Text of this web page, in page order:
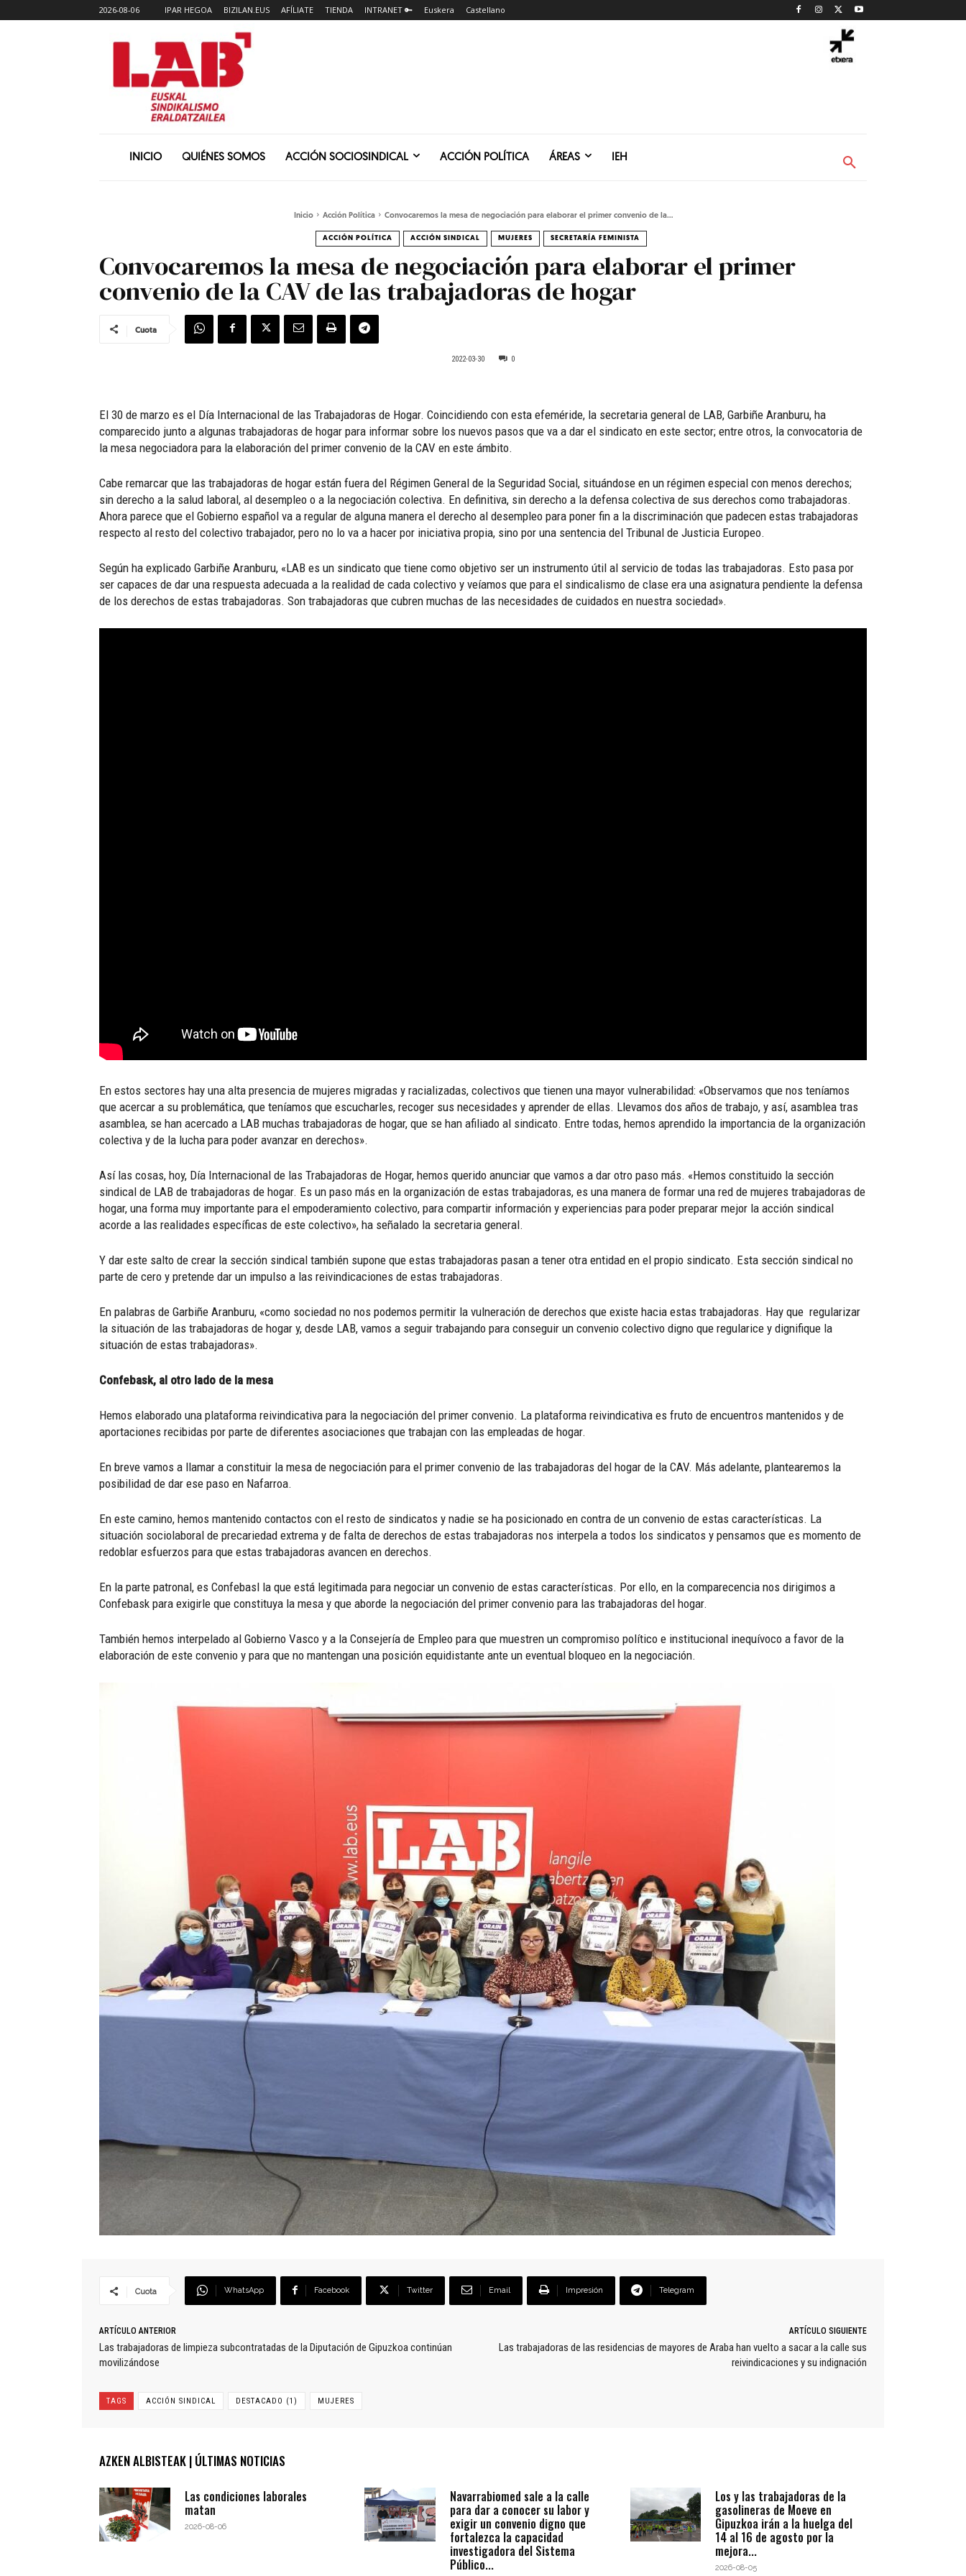
2026-08-06 IPAR HEGOA BIZILAN.EUS AFÍLIATE TIENDA INTRANET 🔑 Euskera Castellano
INICIO QUIÉNES SOMOS ACCIÓN SOCIOSINDICAL ACCIÓN POLÍTICA ÁREAS IEH
Inicio Acción Política Convocaremos la mesa de negociación para elaborar el primer convenio de la...
ACCIÓN POLÍTICA ACCIÓN SINDICAL MUJERES SECRETARÍA FEMINISTA
Convocaremos la mesa de negociación para elaborar el primer
convenio de la CAV de las trabajadoras de hogar
Cuota
2022-03-30 0
El 30 de marzo es el Día Internacional de las Trabajadoras de Hogar. Coincidiendo con esta efeméride, la secretaria general de LAB, Garbiñe Aranburu, ha
comparecido junto a algunas trabajadoras de hogar para informar sobre los nuevos pasos que va a dar el sindicato en este sector; entre otros, la convocatoria de
la mesa negociadora para la elaboración del primer convenio de la CAV en este ámbito.
Cabe remarcar que las trabajadoras de hogar están fuera del Régimen General de la Seguridad Social, situándose en un régimen especial con menos derechos;
sin derecho a la salud laboral, al desempleo o a la negociación colectiva. En definitiva, sin derecho a la defensa colectiva de sus derechos como trabajadoras.
Ahora parece que el Gobierno español va a regular de alguna manera el derecho al desempleo para poner fin a la discriminación que padecen estas trabajadoras
respecto al resto del colectivo trabajador, pero no lo va a hacer por iniciativa propia, sino por una sentencia del Tribunal de Justicia Europeo.
Según ha explicado Garbiñe Aranburu, «LAB es un sindicato que tiene como objetivo ser un instrumento útil al servicio de todas las trabajadoras. Esto pasa por
ser capaces de dar una respuesta adecuada a la realidad de cada colectivo y veíamos que para el sindicalismo de clase era una asignatura pendiente la defensa
de los derechos de estas trabajadoras. Son trabajadoras que cubren muchas de las necesidades de cuidados en nuestra sociedad».
En estos sectores hay una alta presencia de mujeres migradas y racializadas, colectivos que tienen una mayor vulnerabilidad: «Observamos que nos teníamos
que acercar a su problemática, que teníamos que escucharles, recoger sus necesidades y aprender de ellas. Llevamos dos años de trabajo, y así, asamblea tras
asamblea, se han acercado a LAB muchas trabajadoras de hogar, que se han afiliado al sindicato. Entre todas, hemos aprendido la importancia de la organización
colectiva y de la lucha para poder avanzar en derechos».
Así las cosas, hoy, Día Internacional de las Trabajadoras de Hogar, hemos querido anunciar que vamos a dar otro paso más. «Hemos constituido la sección
sindical de LAB de trabajadoras de hogar. Es un paso más en la organización de estas trabajadoras, es una manera de formar una red de mujeres trabajadoras de
hogar, una forma muy importante para el empoderamiento colectivo, para compartir información y experiencias para poder preparar mejor la acción sindical
acorde a las realidades específicas de este colectivo», ha señalado la secretaria general.
Y dar este salto de crear la sección sindical también supone que estas trabajadoras pasan a tener otra entidad en el propio sindicato. Esta sección sindical no
parte de cero y pretende dar un impulso a las reivindicaciones de estas trabajadoras.
En palabras de Garbiñe Aranburu, «como sociedad no nos podemos permitir la vulneración de derechos que existe hacia estas trabajadoras. Hay que regularizar
la situación de las trabajadoras de hogar y, desde LAB, vamos a seguir trabajando para conseguir un convenio colectivo digno que regularice y dignifique la
situación de estas trabajadoras».
Confebask, al otro lado de la mesa
Hemos elaborado una plataforma reivindicativa para la negociación del primer convenio. La plataforma reivindicativa es fruto de encuentros mantenidos y de
aportaciones recibidas por parte de diferentes asociaciones que trabajan con las empleadas de hogar.
En breve vamos a llamar a constituir la mesa de negociación para el primer convenio de las trabajadoras del hogar de la CAV. Más adelante, plantearemos la
posibilidad de dar ese paso en Nafarroa.
En este camino, hemos mantenido contactos con el resto de sindicatos y nadie se ha posicionado en contra de un convenio de estas características. La
situación sociolaboral de precariedad extrema y de falta de derechos de estas trabajadoras nos interpela a todos los sindicatos y pensamos que es momento de
redoblar esfuerzos para que estas trabajadoras avancen en derechos.
En la parte patronal, es Confebasl la que está legitimada para negociar un convenio de estas características. Por ello, en la comparecencia nos dirigimos a
Confebask para exigirle que constituya la mesa y que aborde la negociación del primer convenio para las trabajadoras del hogar.
También hemos interpelado al Gobierno Vasco y a la Consejería de Empleo para que muestren un compromiso político e institucional inequívoco a favor de la
elaboración de este convenio y para que no mantengan una posición equidistante ante un eventual bloqueo en la negociación.
Cuota WhatsApp Facebook Twitter Email Impresión Telegram
ARTÍCULO ANTERIOR
Las trabajadoras de limpieza subcontratadas de la Diputación de Gipuzkoa continúan
movilizándose
ARTÍCULO SIGUIENTE
Las trabajadoras de las residencias de mayores de Araba han vuelto a sacar a la calle sus
reivindicaciones y su indignación
TAGS ACCIÓN SINDICAL DESTACADO (1) MUJERES
AZKEN ALBISTEAK | ÚLTIMAS NOTICIAS
Las condiciones laborales
matan
2026-08-06
Navarrabiomed sale a la calle
para dar a conocer su labor y
exigir un convenio digno que
fortalezca la capacidad
investigadora del Sistema
Público...
Los y las trabajadoras de la
gasolineras de Moeve en
Gipuzkoa irán a la huelga del
14 al 16 de agosto por la
mejora...
2026-08-05